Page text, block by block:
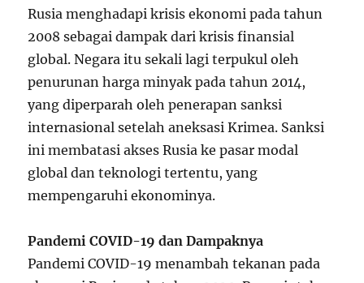
Rusia menghadapi krisis ekonomi pada tahun
2008 sebagai dampak dari krisis finansial
global. Negara itu sekali lagi terpukul oleh
penurunan harga minyak pada tahun 2014,
yang diperparah oleh penerapan sanksi
internasional setelah aneksasi Krimea. Sanksi
ini membatasi akses Rusia ke pasar modal
global dan teknologi tertentu, yang
mempengaruhi ekonominya.
Pandemi COVID-19 dan Dampaknya
Pandemi COVID-19 menambah tekanan pada